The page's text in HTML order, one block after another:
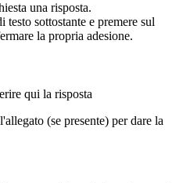
una risposta.
testo sottostante e premere sul
la propria adesione.
qui la risposta
(se presente) per dare la